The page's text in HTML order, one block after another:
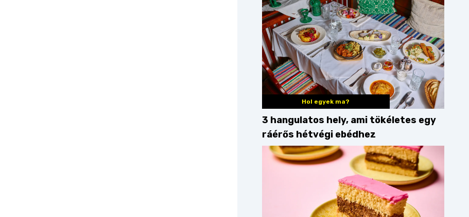
Hol egyek ma?
3 hangulatos hely, ami tökéletes egy
ráérős hétvégi ebédhez